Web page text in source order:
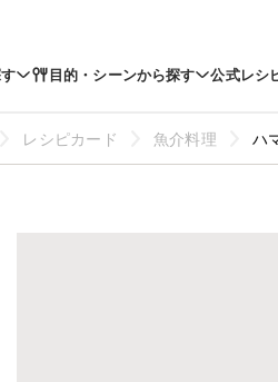
目的・シーンから探す 公式レシ
レシピカード 魚介料理 ハ